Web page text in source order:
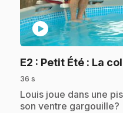
play_circle
E2 : Petit Été : La
36 s
.Louis joue dans une
son ventre gargouille?